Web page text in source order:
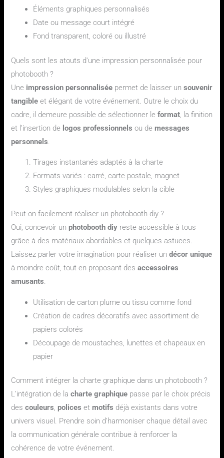
Éléments graphiques personnalisés
Date ou message court intégré
Fond transparent, coloré ou illustré
Quels sont les atouts d’une impression personnalisée pour
photobooth ?
Une impression personnalisée permet de laisser unsouvenir
tangible et élégant de votre événement. Outre le choix du
cadre, il demeure possible de sélectionner leformat , la finition
et l’insertion de logos professionnels ou demessages
personnels
Tirages instantanés adaptés à la charte
Formats variés : carré, carte postale, magnet
Styles graphiques modulables selon la cible
Peut-on facilement réaliser un photobooth diy ?
Oui, concevoir unphotobooth diy reste accessible à tous
grâce à des matériaux abordables et quelques astuces.
Laissez parler votre imagination pour réaliser undécor unique
à moindre coût, tout en proposant desaccessoires
amusants.
Utilisation de carton plume ou tissu comme fond
Création de cadres décoratifs avec assortiment de
papiers colorés
Découpage de moustaches, lunettes et chapeaux en
papier
Comment intégrer la charte graphique dans un photobooth ?
L’intégration de lacharte graphique passe par le choix précis
descouleurs,polices etmotifs déjà existants dans votre
univers visuel. Prendre soin d’harmoniser chaque détail avec
la communication générale contribue à renforcer la
cohérence de votre événement.